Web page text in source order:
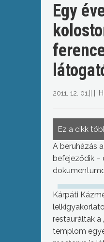
Egy
2011. 12. 01.
Ez a cikk
A beruházás
befejeződik –
Kárpáti
restauráltak a
templom